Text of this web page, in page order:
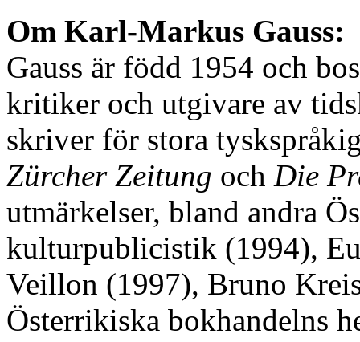
Om Karl-Markus Gauss:
Gauss är född 1954 och
kritiker och utgivare av
skriver för stora
Zürcher Zeitung och Die
utmärkelser, bland andra
kulturpublicistik (1994),
Veillon (1997), Bruno
Österrikiska bokhandelns